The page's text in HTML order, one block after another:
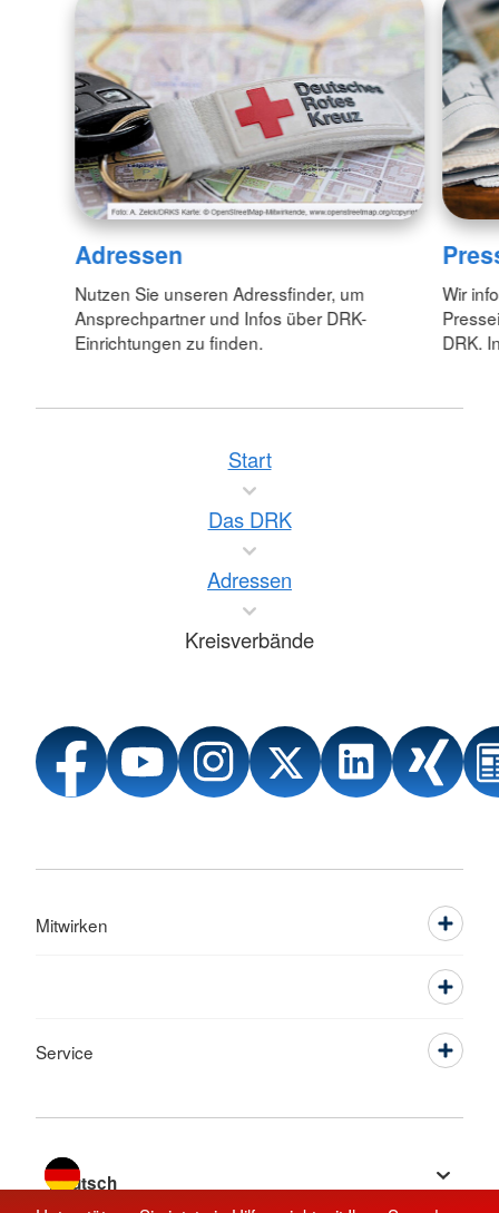
Adressen
Nutzen Sie unseren Adressfinder, um
Ansprechpartner und Infos über DRK-
Einrichtungen zu finden.
Wir
DRK.
Start
Das DRK
Adressen
Kreisverbände
Mitwirken
Service
Sprache wechseln zu